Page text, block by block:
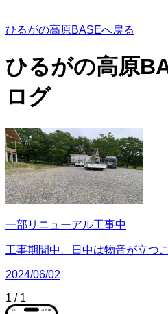
ひるがの高原BASEへ戻る
ひるがの高原
ログ
一部リニューアル工事中
工事期間中、日中は物音が立つ
2024/06/02
1 / 1